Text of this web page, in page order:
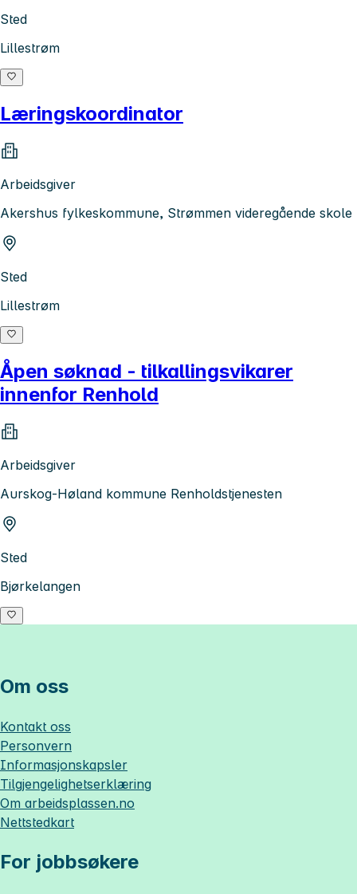
Sted
Lillestrøm
Læringskoordinator
Arbeidsgiver
Akershus fylkeskommune, Strømmen videregående skole
Sted
Lillestrøm
Åpen søknad - tilkallingsvikarer
innenfor Renhold
Arbeidsgiver
Aurskog-Høland kommune Renholdstjenesten
Sted
Bjørkelangen
Om oss
Kontakt oss
Personvern
Informasjonskapsler
Tilgjengelighetserklæring
Om arbeidsplassen.no
Nettstedkart
For jobbsøkere